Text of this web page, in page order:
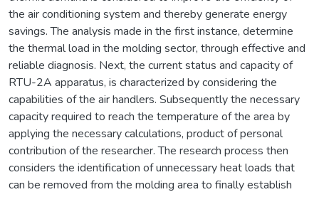
the air conditioning system and thereby generate energy
savings. The analysis made in the first instance, determine
the thermal load in the molding sector, through effective and
reliable diagnosis. Next, the current status and capacity of
RTU-2A apparatus, is characterized by considering the
capabilities of the air handlers. Subsequently the necessary
capacity required to reach the temperature of the area by
applying the necessary calculations, product of personal
contribution of the researcher. The research process then
considers the identification of unnecessary heat loads that
can be removed from the molding area to finally establish